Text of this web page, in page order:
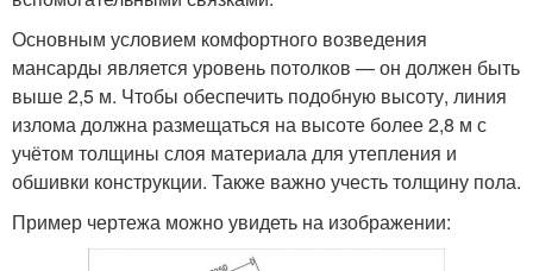
Основным условием комфортного возведения
мансарды является уровень потолков — он должен быть
выше 2,5 м. Чтобы обеспечить подобную высоту, линия
излома должна размещаться на высоте более 2,8 м с
учётом толщины слоя материала для утепления и
обшивки конструкции. Также важно учесть толщину пола.
Пример чертежа можно увидеть на изображении: